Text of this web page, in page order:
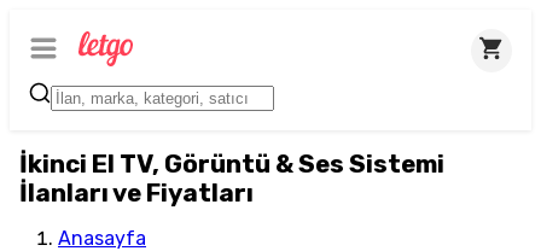
İkinci El TV, Görüntü & Ses Sistemi
İlanları ve Fiyatları
Anasayfa